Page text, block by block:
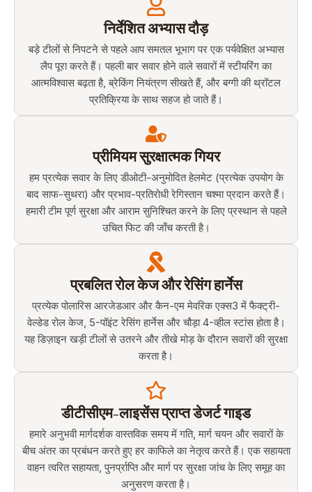
निर्देशित अभ्यास दौड़
बड़े टीलों से निपटने से पहले आप समतल भूभाग पर एक पर्यवेक्षित अभ्यास
लैप पूरा करते हैं। पहली बार सवार होने वाले सवारों में स्टीयरिंग का
आत्मविश्वास बढ़ता है, ब्रेकिंग नियंत्रण सीखते हैं, और बग्गी की थ्रॉटल
प्रतिक्रिया के साथ सहज हो जाते हैं।
प्रीमियम सुरक्षात्मक गियर
हम प्रत्येक सवार के लिए डीओटी-अनुमोदित हेलमेट (प्रत्येक उपयोग के
बाद साफ-सुथरा) ​​और प्रभाव-प्रतिरोधी रेगिस्तान चश्मा प्रदान करते हैं।
हमारी टीम पूर्ण सुरक्षा और आराम सुनिश्चित करने के लिए प्रस्थान से पहले
उचित फिट की जाँच करती है।
प्रबलित रोल केज और रेसिंग हार्नेस
प्रत्येक पोलारिस आरजेडआर और कैन-एम मेवरिक एक्स3 में फैक्ट्री-
वेल्डेड रोल केज, 5-पॉइंट रेसिंग हार्नेस और चौड़ा 4-व्हील स्टांस होता है।
यह डिज़ाइन खड़ी टीलों से उतरने और तीखे मोड़ के दौरान सवारों की सुरक्षा
करता है।
डीटीसीएम-लाइसेंस प्राप्त डेजर्ट गाइड
हमारे अनुभवी मार्गदर्शक वास्तविक समय में गति, मार्ग चयन और सवारों के
बीच अंतर का प्रबंधन करते हुए हर काफिले का नेतृत्व करते हैं। एक सहायता
वाहन त्वरित सहायता, पुनर्प्राप्ति और मार्ग पर सुरक्षा जांच के लिए समूह का
अनुसरण करता है।